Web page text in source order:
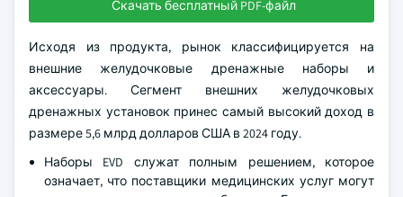
Скачать бесплатный PDF-файл
Исходя из продукта, рынок классифицируется на
внешние желудочковые дренажные наборы и
аксессуары. Сегмент внешних желудочковых
дренажных установок принес самый высокий доход в
размере 5,6 млрд долларов США в 2024 году.
Наборы EVD служат полным решением, которое
означает, что поставщики медицинских услуг могут